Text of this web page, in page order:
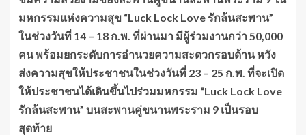
มหกรรมแห่งความสุข “Luck Lock Love รักล้นสะพาน”
ในช่วงวันที่ 14 – 18 ก.พ. ที่ผ่านมา มีผู้ร่วมงานกว่า 50,000
คน พร้อมยกระดับการอำนวยความสะดวกรอบด้าน หวัง
ส่งความสุขให้ประชาชนในช่วงวันที่ 23 – 25 ก.พ. ที่จะเปิด
ให้ประชาชนได้เดินขึ้นไปร่วมมหกรรม “Luck Lock Love
รักล้นสะพาน” บนสะพานคู่ขนานพระราม 9 เป็นรอบ
สุดท้าย